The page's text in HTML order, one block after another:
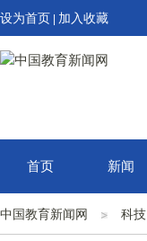
设为首页 加入收藏
首页 新闻
中国教育新闻网 科技